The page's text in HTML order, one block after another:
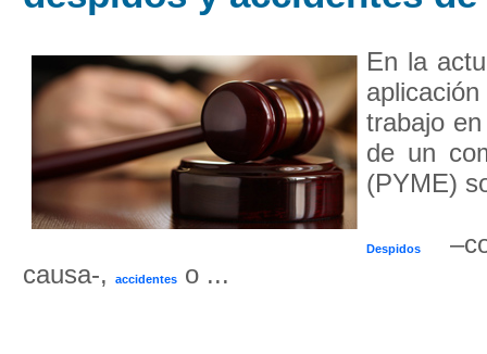
En la
trabajo
de un
(PYME)
Despidos
causa-,
accidentes o ...